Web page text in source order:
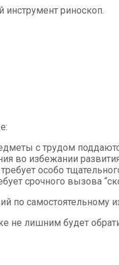
инструмент риноскоп.
с трудом
во избежании
особо
срочного вызова
по самостоятельному
лишним будет